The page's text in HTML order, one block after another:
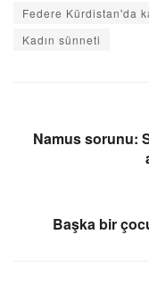
Federe Kürdistan'da
Kadın sünneti
Namus sorunu:
Başka bir